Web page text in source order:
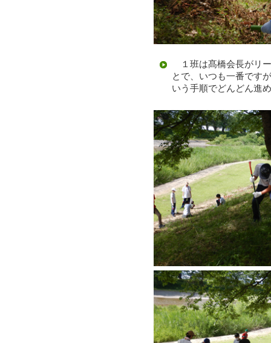
１班は髙橋会長がリ
とで、いつも一番です
いう手順でどんどん進